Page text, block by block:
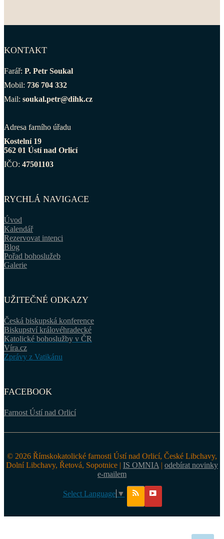
KONTAKT
Farář: P. Petr Soukal
Mobil: 736 704 332
Mail: soukal.petr@dihk.cz
Adresa farního úřadu
Kostelní 19
562 01 Ústí nad Orlicí
IČO: 47501103
RYCHLÁ NAVIGACE
Úvod
Kalendář
Rezervovat intenci
Blog
Pořad bohoslužeb
Galerie
UŽITEČNÉ ODKAZY
Česká biskupská konference
Biskupství královéhradecké
Katolické bohoslužby v ČR
Víra.cz
Zprávy z Vatikánu
FACEBOOK
Farnost Ústí nad Orlicí
© 2026 Římskokatolické farnosti Ústí nad Orlicí, České Libchavy,
Dolní Libchavy, Řetová, Sopotnice | IS OMNIA | odebírat novinky
e-mailem
Select Language ▼